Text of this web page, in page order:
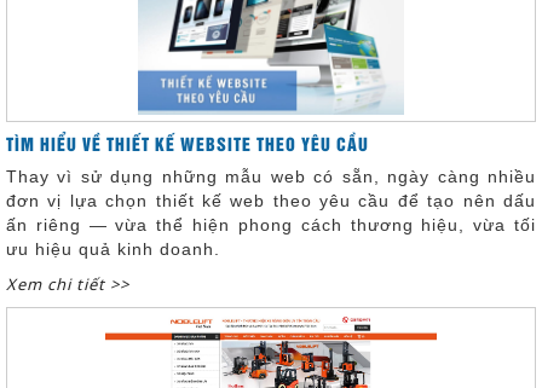
TÌM HIỂU VỀ THIẾT KẾ WEBSITE THEO YÊU CẦU
Thay vì sử dụng những mẫu web có sẵn, ngày càng nhiều
đơn vị lựa chọn thiết kế web theo yêu cầu để tạo nên dấu
ấn riêng — vừa thể hiện phong cách thương hiệu, vừa tối
ưu hiệu quả kinh doanh.
Xem chi tiết >>